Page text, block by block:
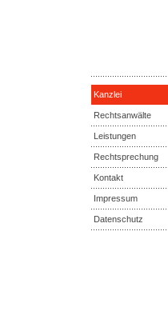
Kanzlei
Rechtsanwälte
Leistungen
Rechtsprechung
Kontakt
Impressum
Datenschutz